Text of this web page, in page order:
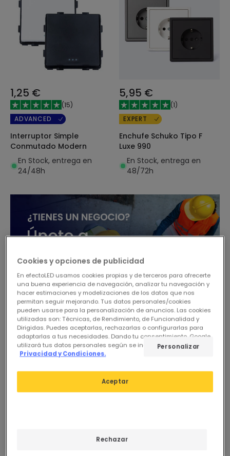
1,25 €
(15)
ADVANCED
Interruptor Simple
Conmutado Modern
En Stock, entrega en
24/48h
5,95 €
(1)
EXPERT
Enchufe Schuko Tipo F
Luxe 990
En Stock, entrega en
48/72h
0,95 €
Cookies y opciones de publicidad
En efectoLED usamos cookies propias y de terceros para ofrecerte
una buena experiencia de navegación, analizar tu navegación y
hacer estimaciones y modelizaciones de los datos que nos
permitan seguir mejorando. Tus datos personales/cookies
pueden usarse para la personalización de anuncios. Las cookies
utilizadas son: Técnicas, de Rendimiento, de Funcionalidad y
Dirigidas. Puedes aceptarlas, rechazarlas o configurarlas para
adaptarlas a tus necesidades. Dando tu consentimiento, Google
utilizará tus datos personales según se indica en su sitio de
Privacidad y Condiciones.
Rechazar
Aceptar
Personalizar